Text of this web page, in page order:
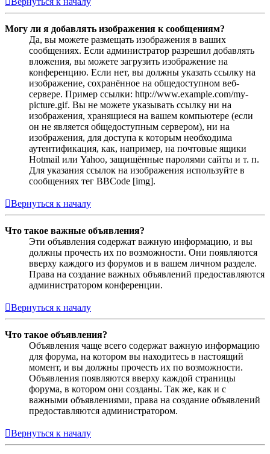
Могу ли я добавлять изображения к сообщениям?
Да, вы можете размещать изображения в ваших
сообщениях. Если администратор разрешил добавлять
вложения, вы можете загрузить изображение на
конференцию. Если нет, вы должны указать ссылку на
изображение, сохранённое на общедоступном веб-
сервере. Пример ссылки: http://www.example.com/my-
picture.gif. Вы не можете указывать ссылку ни на
изображения, хранящиеся на вашем компьютере (если
он не является общедоступным сервером), ни на
изображения, для доступа к которым необходима
аутентификация, как, например, на почтовые ящики
Hotmail или Yahoo, защищённые паролями сайты и т. п.
Для указания ссылок на изображения используйте в
сообщениях тег BBCode [img].
Вернуться к началу
Что такое важные объявления?
Эти объявления содержат важную информацию, и вы
должны прочесть их по возможности. Они появляются
вверху каждого из форумов и в вашем личном разделе.
Права на создание важных объявлений предоставляются
администратором конференции.
Вернуться к началу
Что такое объявления?
Объявления чаще всего содержат важную информацию
для форума, на котором вы находитесь в настоящий
момент, и вы должны прочесть их по возможности.
Объявления появляются вверху каждой страницы
форума, в котором они созданы. Так же, как и с
важными объявлениями, права на создание объявлений
предоставляются администратором.
Вернуться к началу